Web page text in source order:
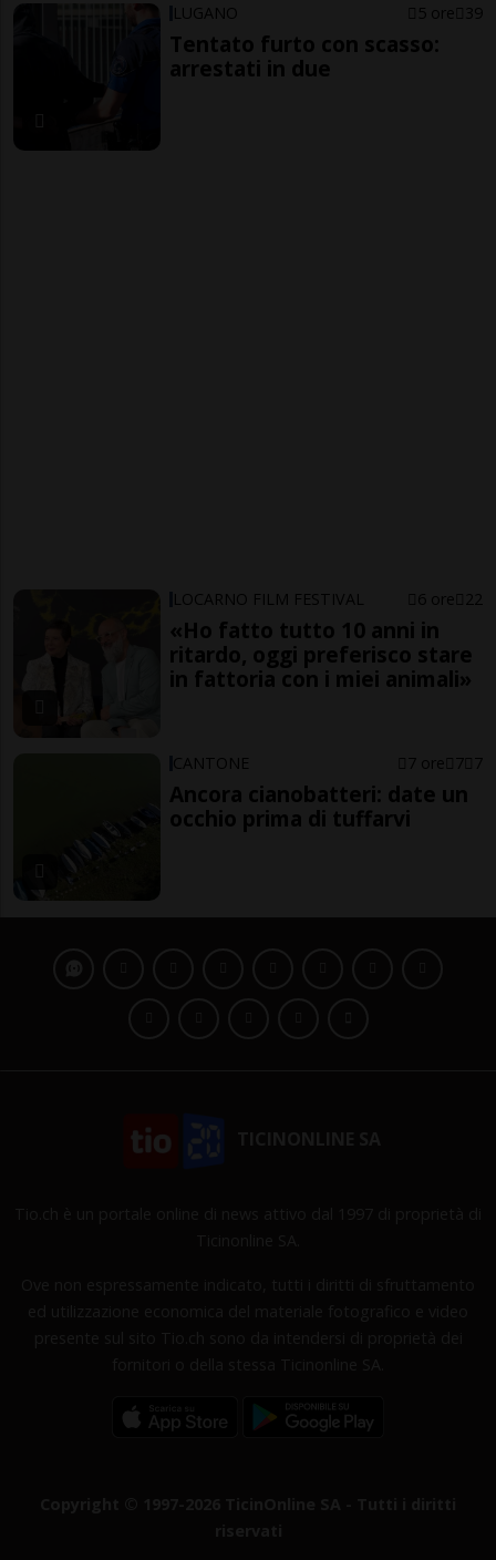
LUGANO 5 ore 39
Tentato furto con scasso:
arrestati in due
LOCARNO FILM FESTIVAL 6 ore 22
«Ho fatto tutto 10 anni in
ritardo, oggi preferisco stare
in fattoria con i miei animali»
CANTONE 7 ore 7 7
Ancora cianobatteri: date un
occhio prima di tuffarvi